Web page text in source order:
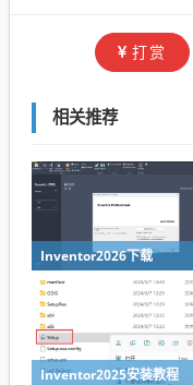
打赏
相关推荐
Inventor2026下载
Inventor2025安装教程